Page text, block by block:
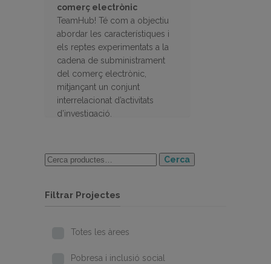
comerç electrònic
TeamHub! Té com a objectiu
abordar les característiques i
els reptes experimentats a la
cadena de subministrament
del comerç electrònic,
mitjançant un conjunt
interrelacionat d’activitats
d’investigació.
Cerca
Filtrar Projectes
Totes les àrees
Pobresa i inclusió social